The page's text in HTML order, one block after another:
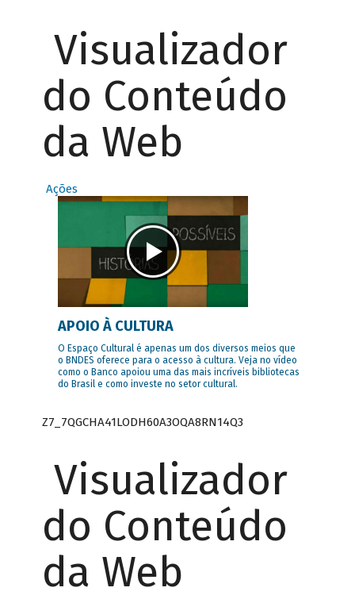
Visualizador
do Conteúdo
da Web
Ações
APOIO À CULTURA
O Espaço Cultural é apenas um dos diversos meios que
o BNDES oferece para o acesso à cultura. Veja no vídeo
como o Banco apoiou uma das mais incríveis bibliotecas
do Brasil e como investe no setor cultural.
Z7_7QGCHA41LODH60A3OQA8RN14Q3
Visualizador
do Conteúdo
da Web